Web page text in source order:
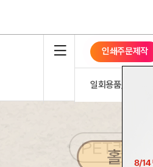
인쇄주문제작
일회용품/포장용기